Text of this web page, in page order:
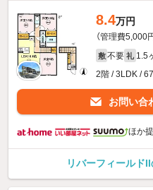
8.4万円
（管理費5,000円
敷 不要 礼 1.5
2階 / 3LDK /
お問い合
ほか
リバーフィールド